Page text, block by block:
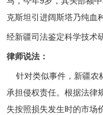
克斯坦引进阔斯塔乃纯血
经新疆司法鉴定科学技术
律师说法：
针对类似事件，新疆农
承担侵权责任。根据法律
失按照损失发生时的市场